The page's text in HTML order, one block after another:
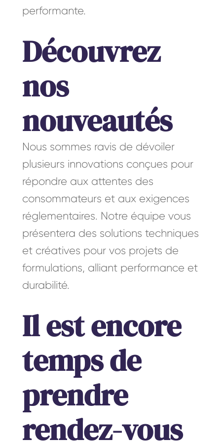
performante.
Découvrez
nos
nouveautés
Nous sommes ravis de dévoiler
plusieurs innovations conçues pour
répondre aux attentes des
consommateurs et aux exigences
réglementaires. Notre équipe vous
présentera des solutions techniques
et créatives pour vos projets de
formulations, alliant performance et
durabilité.
Il est encore
temps de
prendre
rendez-vous